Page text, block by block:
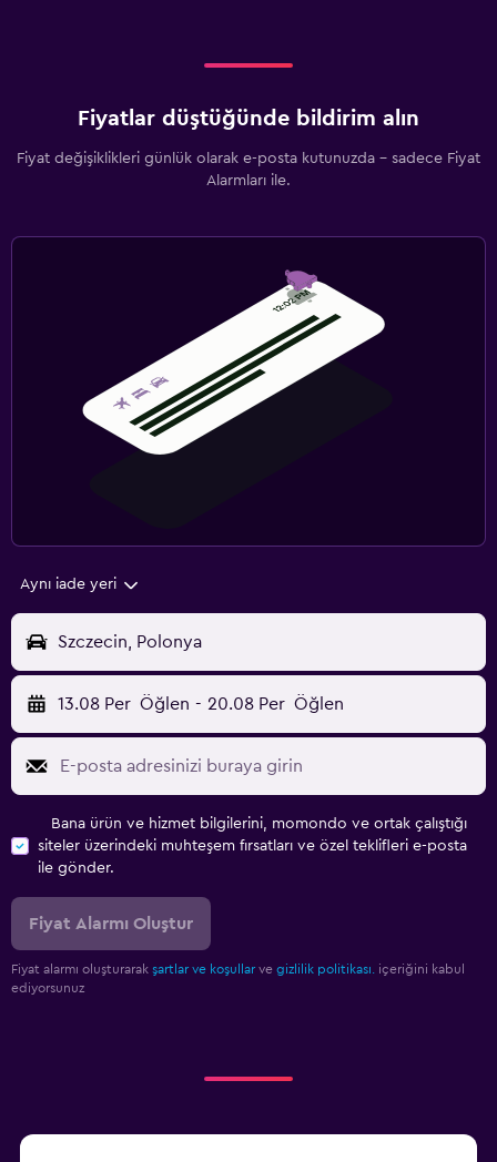
Fiyatlar düştüğünde bildirim alın
Fiyat değişiklikleri günlük olarak e-posta kutunuzda - sadece Fiyat
Alarmları ile.
Aynı iade yeri
Szczecin, Polonya
13.08 Per Öğlen - 20.08 Per Öğlen
Bana ürün ve hizmet bilgilerini, momondo ve ortak çalıştığı
siteler üzerindeki muhteşem fırsatları ve özel teklifleri e-posta
ile gönder.
Fiyat Alarmı Oluştur
Fiyat alarmı oluşturarak şartlar ve koşullar ve gizlilik politikası. içeriğini kabul
ediyorsunuz